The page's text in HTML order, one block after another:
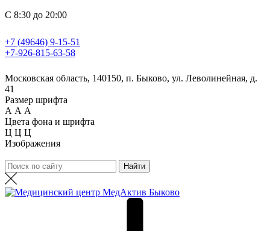
С 8:30 до 20:00
+7 (49646) 9-15-51
+7-926-815-63-58
Московская область, 140150, п. Быково, ул. Леволинейная, д.
41
Размер шрифта
А А А
Цвета фона и шрифта
Ц Ц Ц
Изображения